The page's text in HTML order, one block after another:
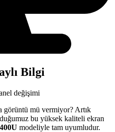
Bilgi
değişimi
görüntü mü vermiyor? Artık
bu yüksek kaliteli ekran
modeliyle tam uyumludur.